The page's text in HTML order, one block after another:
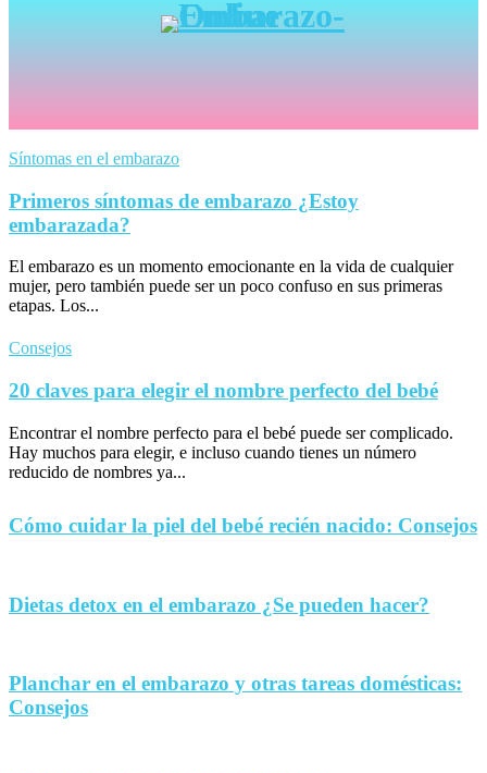
Síntomas en el embarazo
Primeros síntomas de embarazo ¿Estoy
embarazada?
El embarazo es un momento emocionante en la vida de cualquier
mujer, pero también puede ser un poco confuso en sus primeras
etapas. Los...
Consejos
20 claves para elegir el nombre perfecto del bebé
Encontrar el nombre perfecto para el bebé puede ser complicado.
Hay muchos para elegir, e incluso cuando tienes un número
reducido de nombres ya...
Cómo cuidar la piel del bebé recién nacido: Consejos
Dietas detox en el embarazo ¿Se pueden hacer?
Planchar en el embarazo y otras tareas domésticas:
Consejos